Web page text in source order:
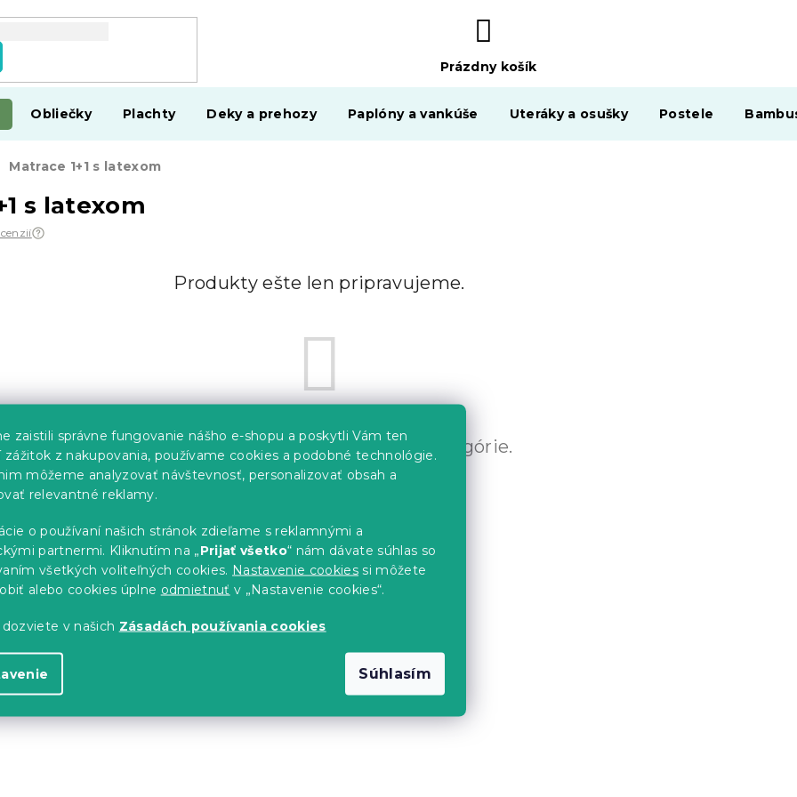
zaistili správne fungovanie nášho e-shopu a poskytli Vám ten
zážitok z nakupovania, používame cookies a podobné technológie.
môžeme analyzovať návštevnosť, personalizovať obsah a
relevantné reklamy.
o používaní našich stránok zdieľame s reklamnými a
partnermi. Kliknutím na „Prijať všetko“ nám dávate súhlas so
všetkých voliteľných cookies. Nastavenie cookies si môžete
alebo cookies úplne odmietnuť v „Nastavenie cookies“.
dozviete v našich Zásadách používania cookies
Súhlasím
NÁKUPNÝ
KOŠÍK
Prázdny košík
Obliečky Plachty Deky a prehozy Paplóny a vankúše Uteráky a osušky Postele
Matrace 1+1 s latexom
s latexom
Produkty ešte len pripravujeme.
Môžete sa ale pozrieť na ostatné kategórie.